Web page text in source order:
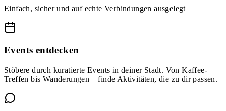
Einfach, sicher und auf echte Verbindungen ausgelegt
Events entdecken
Stöbere durch kuratierte Events in deiner Stadt. Von Kaffee-
Treffen bis Wanderungen – finde Aktivitäten, die zu dir passen.